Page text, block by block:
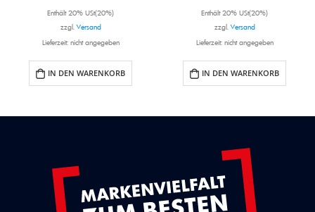
Enthält 20% USt(20%)
zzgl.Versand
Lieferzeit: nicht angegeben
IN DEN WARENKORB
Enthält 20% USt(20%)
zzgl.Versand
Lieferzeit: nicht angegeben
IN DEN WARENKORB